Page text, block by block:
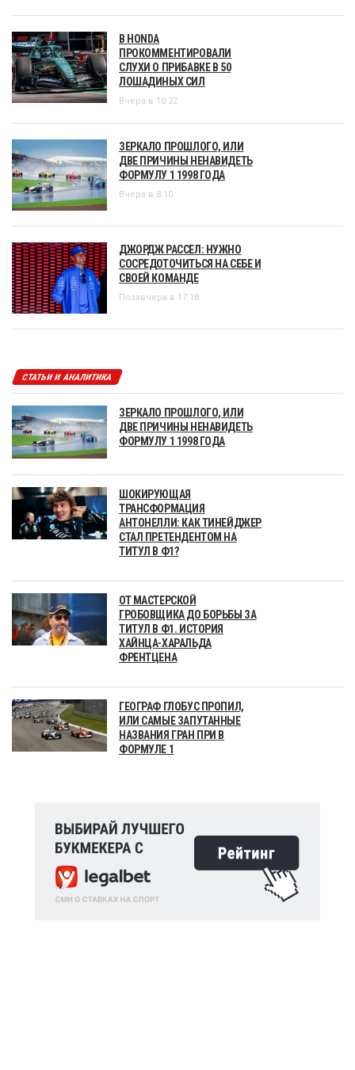
В HONDA
ПРОКОММЕНТИРОВАЛИ
СЛУХИ О ПРИБАВКЕ В 50
ЛОШАДИНЫХ СИЛ
Вчера в 10:22
ЗЕРКАЛО ПРОШЛОГО, ИЛИ
ДВЕ ПРИЧИНЫ НЕНАВИДЕТЬ
ФОРМУЛУ 1 1998 ГОДА
Вчера в 8:10
ДЖОРДЖ РАССЕЛ: НУЖНО
СОСРЕДОТОЧИТЬСЯ НА СЕБЕ И
СВОЕЙ КОМАНДЕ
Позавчера в 17:18
СТАТЬИ И АНАЛИТИКА
ЗЕРКАЛО ПРОШЛОГО, ИЛИ
ДВЕ ПРИЧИНЫ НЕНАВИДЕТЬ
ФОРМУЛУ 1 1998 ГОДА
ШОКИРУЮЩАЯ
ТРАНСФОРМАЦИЯ
АНТОНЕЛЛИ: КАК ТИНЕЙДЖЕР
СТАЛ ПРЕТЕНДЕНТОМ НА
ТИТУЛ В Ф1?
ОТ МАСТЕРСКОЙ
ГРОБОВЩИКА ДО БОРЬБЫ ЗА
ТИТУЛ В Ф1. ИСТОРИЯ
ХАЙНЦА-ХАРАЛЬДА
ФРЕНТЦЕНА
ГЕОГРАФ ГЛОБУС ПРОПИЛ,
ИЛИ САМЫЕ ЗАПУТАННЫЕ
НАЗВАНИЯ ГРАН ПРИ В
ФОРМУЛЕ 1